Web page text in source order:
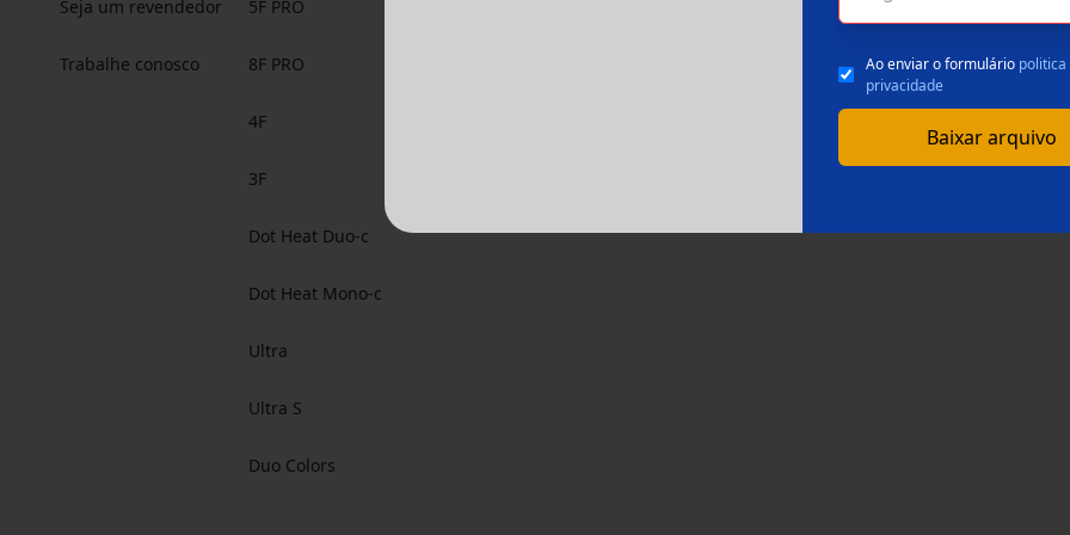
Ao enviar o formulário politica
privacidade
Baixar arquivo
Seja um revendedor
Trabalhe conosco
5F PRO
8F PRO
4F
3F
Dot Heat Duo-c
Dot Heat Mono-c
Ultra
Ultra S
Duo Colors